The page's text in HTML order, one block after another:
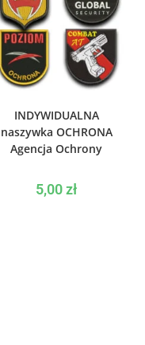
INDYWIDUALNA
naszywka OCHRONA
Agencja Ochrony
5,00zł